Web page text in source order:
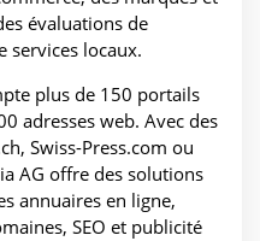
évaluations de
services locaux.
plus de 150 portails
adresses web. Avec des
Swiss-Press.com ou
AG offre des solutions
annuaires en ligne,
SEO et publicité